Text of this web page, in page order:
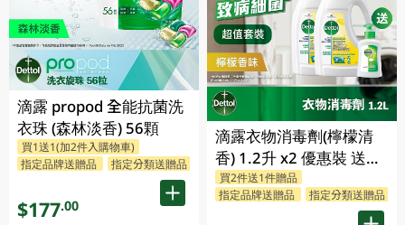
滴露 propod 全能抗菌洗
衣珠 (森林淡香) 56顆
買1送1(加2件入購物車)
指定品牌送贈品
指定分類送贈品
$177.00
滴露衣物消毒劑(檸檬清
香) 1.2升 x2 優惠裝 送贈
品 (贈品隨機發送)
買2件送1件贈品
指定品牌送贈品
指定分類送贈品